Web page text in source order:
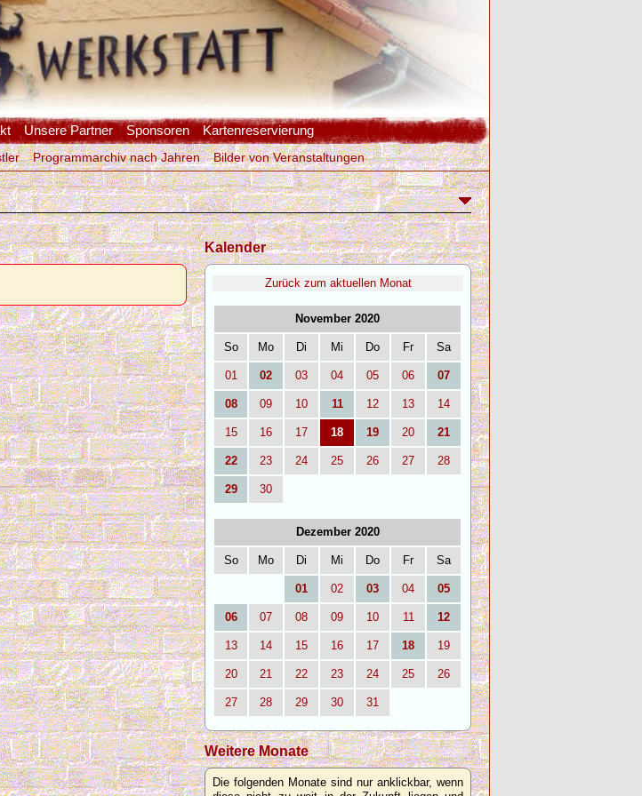
Unsere Partner Sponsoren Kartenreservierung
Programmarchiv nach Jahren Bilder von Veranstaltungen
Kalender
Zurück zum aktuellen Monat
November 2020
So Mo Di Mi Do Fr Sa
01 02 03 04 05 06 07
08 09 10 11 12 13 14
15 16 17 18 19 20 21
22 23 24 25 26 27 28
29 30
Dezember 2020
So Mo Di Mi Do Fr Sa
01 02 03 04 05
06 07 08 09 10 11 12
13 14 15 16 17 18 19
20 21 22 23 24 25 26
27 28 29 30 31
Weitere Monate
Die folgenden Monate sind nur anklickbar, wenn